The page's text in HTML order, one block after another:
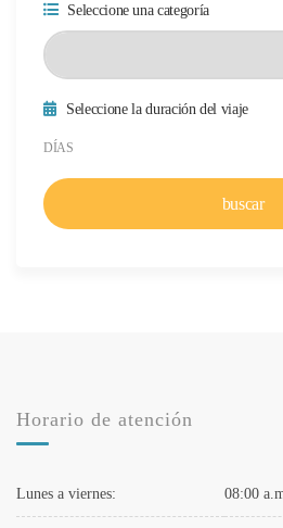
Seleccione una categoría
Seleccione la duración del viaje
Duración mínima del viaje
Duración máxima del viaje
DÍAS
buscar
Horario de atención
Lunes a viernes: 08:00